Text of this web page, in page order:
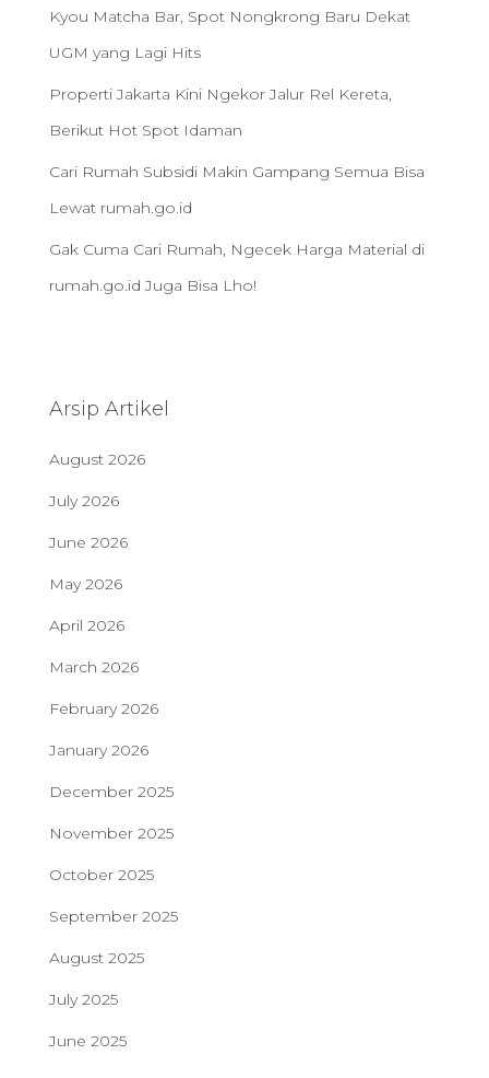
Kyou Matcha Bar, Spot Nongkrong Baru Dekat
UGM yang Lagi Hits
Properti Jakarta Kini Ngekor Jalur Rel Kereta,
Berikut Hot Spot Idaman
Cari Rumah Subsidi Makin Gampang Semua Bisa
Lewat rumah.go.id
Gak Cuma Cari Rumah, Ngecek Harga Material di
rumah.go.id Juga Bisa Lho!
Arsip Artikel
August 2026
July 2026
June 2026
May 2026
April 2026
March 2026
February 2026
January 2026
December 2025
November 2025
October 2025
September 2025
August 2025
July 2025
June 2025